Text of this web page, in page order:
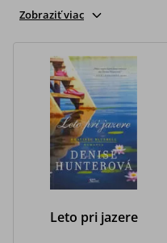
Zobraziť viac
Leto pri jazere